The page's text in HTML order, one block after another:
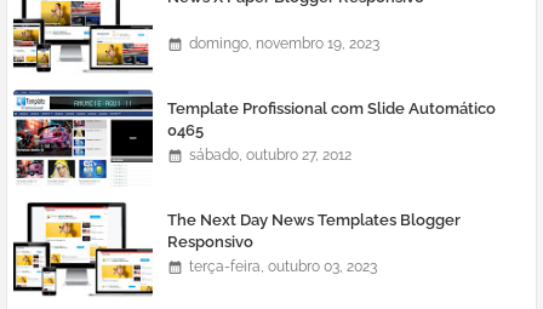
domingo, novembro 19, 2023
Template Profissional com Slide Automático
0465
sábado, outubro 27, 2012
The Next Day News Templates Blogger
Responsivo
terça-feira, outubro 03, 2023